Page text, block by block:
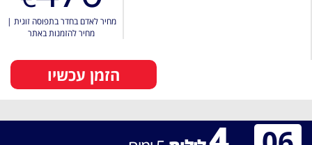
מחיר לאדם בחדר בתפוסה זוגית |
מחיר להזמנות באתר
הזמן עכשיו